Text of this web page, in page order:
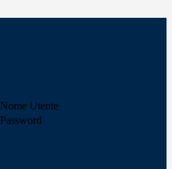
Nome Utente
Password